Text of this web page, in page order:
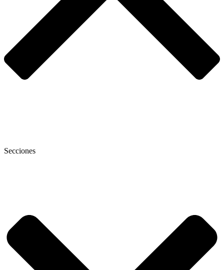
Secciones